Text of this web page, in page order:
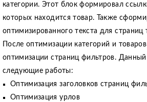
категории. Этот блок формировал
которых находится товар. Также
оптимизированного текста для страниц
После оптимизации категорий и
оптимизации страниц фильтров. Данный
следующие работы:
Оптимизация заголовков страниц
Оптимизация урлов